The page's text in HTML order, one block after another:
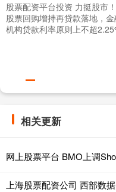
股票配资平台投资 力挺股市！
股票回购增持再贷款落地，金
机构贷款利率原则上不超
相关更新
网上股票平台 BMO上调
上海股票配资公司 西部数